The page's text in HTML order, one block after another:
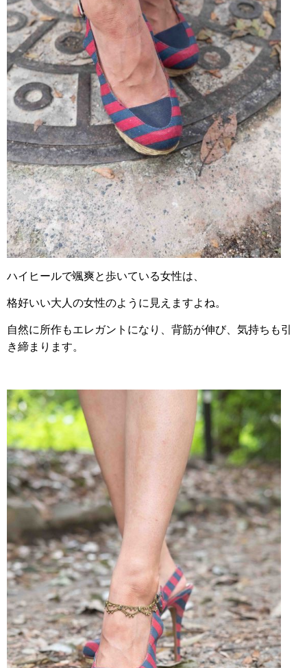
ハイヒールで颯爽と歩いている女性は、
格好いい大人の女性のように見えますよね。
自然に所作もエレガントになり、背筋が伸び、気持ちも引
き締まります。